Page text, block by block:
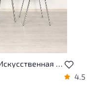
Офисный стул ИЗО Искусственная кожа Чёрный Россия
4.5